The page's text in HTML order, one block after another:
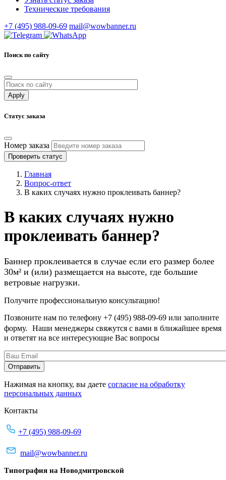
Технические требования
+7 (495) 988-09-69 mail@wowbanner.ru
Поиск по сайту
Статус заказа
Номер заказа
Проверить статус
Главная
Вопрос-ответ
В каких случаях нужно проклеивать баннер?
В каких случаях нужно
проклеивать баннер?
Баннер проклеивается в случае если его размер более
30м² и (или) размещается на высоте, где большие
ветровые нагрузки.
Получите профессиональную консультацию!
Позвоните нам по телефону +7 (495) 988-09-69 или заполните
форму. Наши менеджеры свяжутся с вами в ближайшее время
и ответят на все интересующие Вас вопросы
Нажимая на кнопку, вы даете согласие на обработку
персональных данных
Контакты
+7 (495) 988-09-69
mail@wowbanner.ru
Типография на Новодмитровской